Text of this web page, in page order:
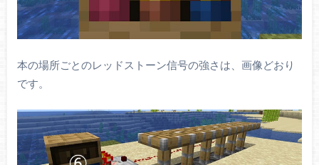
本の場所ごとのレッドストーン信号の強さは、画像どおり
です。